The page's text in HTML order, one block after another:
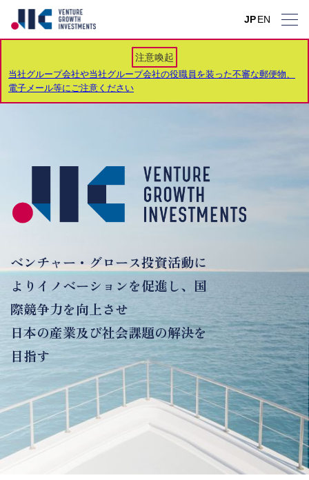
JPEN
注意喚起
当社グループ会社や当社グループ会社の役職員を装った不審な郵便物、
電子メール等にご注意ください
ベンチャー・グロース投資活動に
よりイノベーションを促進し、国
際競争力を向上させ
日本の産業及び社会課題の解決を
目指す
JPEN
JPEN
JPEN
JPEN
JPEN
JPEN